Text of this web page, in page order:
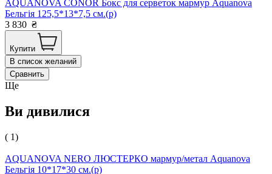
AQUANOVA CONOR Бокс для серветок мармур Aquanova
Бельгія 125,5*13*7,5 см.(р)
3 830 ₴
Купити
В список желаний
Сравнить
Ще
Ви дивилися
( 1)
AQUANOVA NERO ЛЮСТЕРКО мармур/метал Aquanova
Бельгія 10*17*30 см.(р)